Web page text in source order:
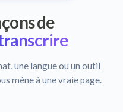
de
une langue ou un outil
mène à une vraie page.